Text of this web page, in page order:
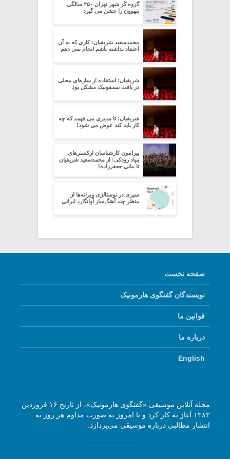
گروه کُر شهر تهران ۲۵۰ سالگی
بتهوون را جشن می گیرد
محمدسعید شریفیان: کاری که به آن
اعتقاد نداشته باشم انجام نمی دهم
شریفیان: استفاده از سازهای محلی
در بافت سمفونیک مشکل بود
شریفیان: تا مدیری می فهمد که چه
کار باید کند عوض می شود!
پیرامون کارشناسان ارکسترهای
بنیاد رودکی: از محمدسعید شریفیان
تا مانی جعفرزاده!
سیری در نوستالژی ویرانه‌ها از
منظر چند آهنگ‌ساز آوانگارد ایرانی
صفحه نخست
نویسندگان گفتگوی هارمونیک
قوانین ما
درباره ما
English
مجله آنلاین موسیقی «گفتگوی هارمونیک»، از تاریخ ۱۶ فروردین
۱۳۸۳ آغاز به کار کرد و تا امروز به صورت مداوم هر روز به
انتشار مطالبی درباره موسیقی می‌پردازد.